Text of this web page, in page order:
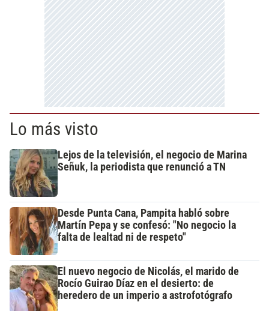
Lo más visto
Lejos de la televisión, el negocio de Marina
Señuk, la periodista que renunció a TN
Desde Punta Cana, Pampita habló sobre
Martín Pepa y se confesó: "No negocio la
falta de lealtad ni de respeto"
El nuevo negocio de Nicolás, el marido de
Rocío Guirao Díaz en el desierto: de
heredero de un imperio a astrofotógrafo